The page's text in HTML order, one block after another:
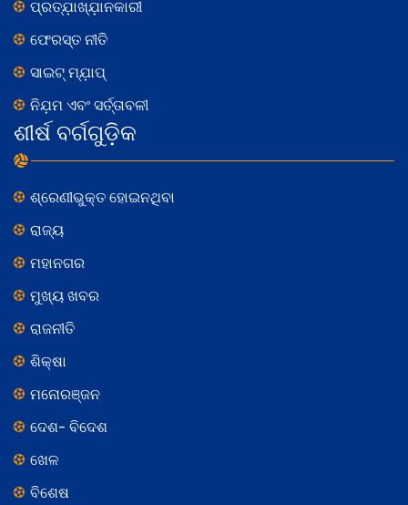
ପ୍ରତ୍ଯ଼ାଖ୍ଯ଼ାନକାରୀ
ଫେରସ୍ତ ନୀତି
ସାଇଟ୍ ମ୍ଯ଼ାପ୍
ନିଯ଼ମ ଏବଂ ସର୍ତ୍ତାବଳୀ
ଶୀର୍ଷ ବର୍ଗଗୁଡ଼ିକ
ଶ୍ରେଣୀଭୁକ୍ତ ହୋଇନଥିବା
ରାଜ୍ୟ
ମହାନଗର
ମୁଖ୍ୟ ଖବର
ରାଜନୀତି
ଶିକ୍ଷା
ମନୋରଞ୍ଜନ
ଦେଶ- ବିଦେଶ
ଖେଳ
ବିଶେଷ